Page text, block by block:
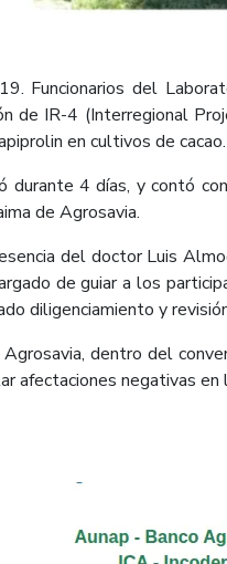
Funcionarios del
de IR-4 (Interregional
en cultivos de cacao.
durante 4 días, y contó
de Agrosavia.
del doctor Luis
de guiar a los
diligenciamiento y
dentro del
afectaciones negativas